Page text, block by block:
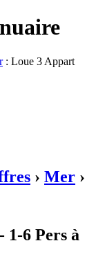
: Loue 3 Appart
› Mer ›
6 Pers à